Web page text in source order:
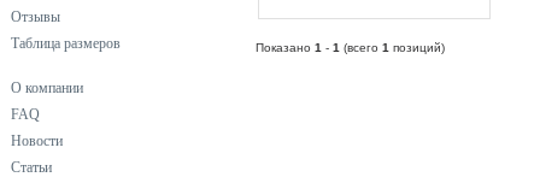
Отзывы
Таблица размеров
О компании
FAQ
Новости
Статьи
Показано 1 - 1 (всего 1 позиций)